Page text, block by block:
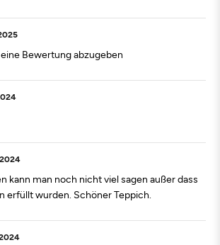
Bewertung abzugeben
kann man noch nicht viel sagen außer dass
erfüllt wurden. Schöner Teppich.